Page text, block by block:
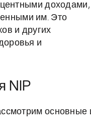
доходами,
им. Это
и других
и
NIP
основные